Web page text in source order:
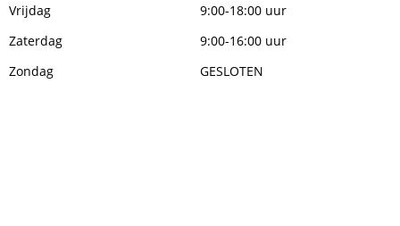
Vrijdag
9:00-18:00 uur
Zaterdag
9:00-16:00 uur
Zondag
GESLOTEN